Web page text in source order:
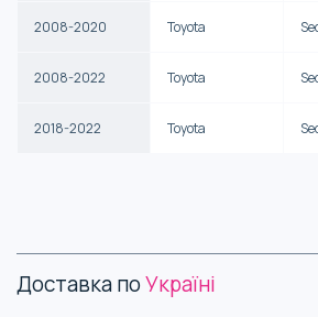
2008-2020 Toyota
2008-2022 Toyota
2018-2022 Toyota
Доставка поУкраїні